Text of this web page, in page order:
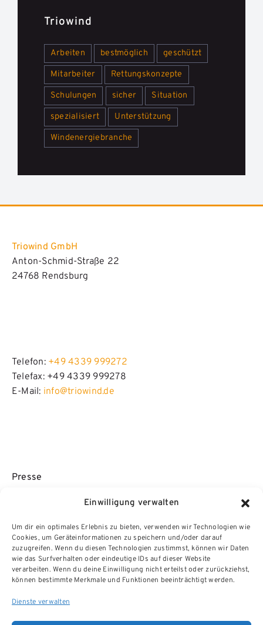
Einwilligung verwalten
Um dir ein optimales Erlebnis zu bieten, verwenden wir Technologien wie
Cookies, um Geräteinformationen zu speichern und/oder darauf
zuzugreifen. Wenn du diesen Technologien zustimmst, können wir Daten
wie das Surfverhalten oder eindeutige IDs auf dieser Website
verarbeiten. Wenn du deine Einwilligung nicht erteilst oder zurückziehst,
können bestimmte Merkmale und Funktionen beeinträchtigt werden.
Dienste verwalten
Triowind
Arbeiten bestmöglich
geschützt
Mitarbeiter
Rettungskonzepte
Schulungen
sicher
Situation
spezialisiert
Unterstützung
Windenergiebranche
Triowind GmbH
Anton-Schmid-Straße 22
24768 Rendsburg
Telefon: +49 4339 999272
Telefax: +49 4339 999278
E-Mail: info@triowind.de
Presse